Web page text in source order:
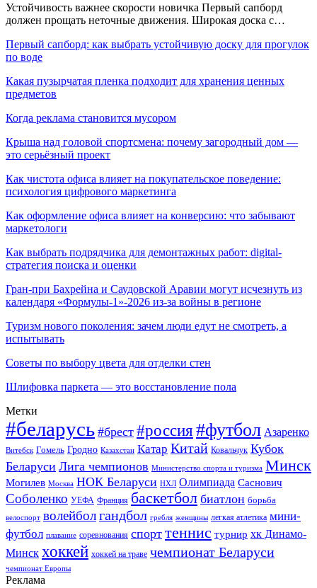
Устойчивость важнее скорости новичка Первый сапборд
должен прощать неточные движения. Широкая доска с…
Первый сапборд: как выбрать устойчивую доску для прогулок
по воде
Какая пузырчатая пленка подходит для хранения ценных
предметов
Когда реклама становится мусором
Крыша над головой спортсмена: почему загородный дом —
это серьёзный проект
Как чистота офиса влияет на покупательское поведение:
психология цифрового маркетинга
Как оформление офиса влияет на конверсию: что забывают
маркетологи
Как выбрать подрядчика для демонтажных работ: digital-
стратегия поиска и оценки
Гран-при Бахрейна и Саудовской Аравии могут исчезнуть из
календаря «Формулы-1»-2026 из-за войны в регионе
Туризм нового поколения: зачем люди едут не смотреть, а
испытывать
Советы по выбору цвета для отделки стен
Шлифовка паркета — это восстановление пола
Метки
#беларусь #брест #россия#футбол Азаренко
Витебск Гомель Гродно Казахстан Катар Китай Ковальчук Кубок
Беларуси Лига чемпионов Министерство спорта и туризма Минск
Могилев Москва НОК Беларуси НХЛ Олимпиада Саснович
Соболенко УЕФА Франция баскетбол биатлон борьба
велоспорт волейболгандбол гребля женщины легкая атлетика мини-
футбол плавание соревнования спорт теннис турнир хк Динамо-
Минск хоккей хоккей на траве чемпионат Беларуси
чемпионат Европы
Реклама